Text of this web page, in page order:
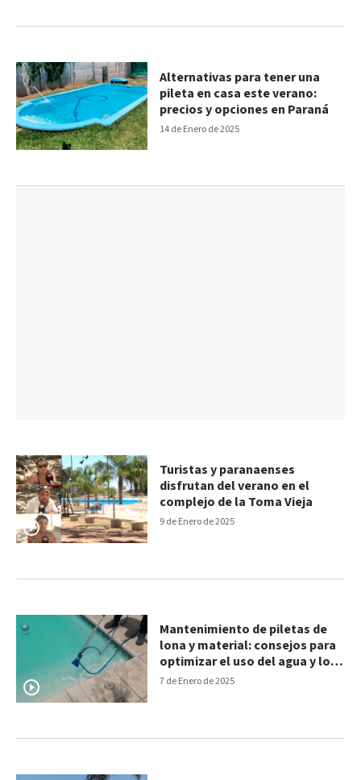
14 de Enero de 2025
Alternativas para tener una
pileta en casa este verano:
precios y opciones en Paraná
9 de Enero de 2025
Turistas y paranaenses
disfrutan del verano en el
complejo de la Toma Vieja
7 de Enero de 2025
Mantenimiento de piletas de
lona y material: consejos para
optimizar el uso del agua y los
productos